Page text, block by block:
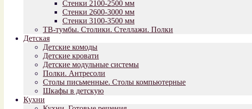
Стенки 2100-2500 мм
Стенки 2600-3000 мм
Стенки 3100-3500 мм
ТВ-тумбы. Столики. Стеллажи. Полки
Детская
Детские комоды
Детские кровати
Детские модульные системы
Полки. Антресоли
Столы письменные. Столы компьютерные
Шкафы в детскую
Кухни